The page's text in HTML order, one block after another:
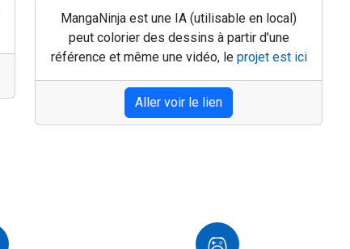
MangaNinja est une IA (utilisable en local)
peut colorier des dessins à partir d'une
référence et même une vidéo, le projet est ici
Aller voir le lien